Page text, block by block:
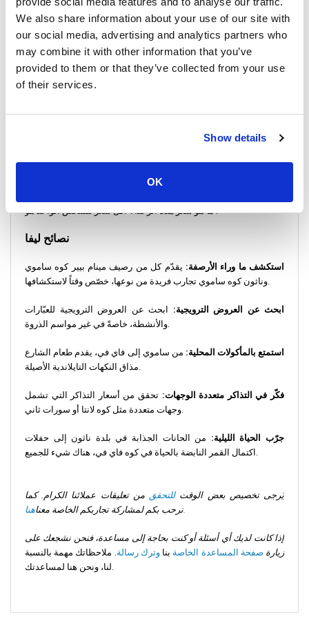
We also share information about your use of our site with
our social media, advertising and analytics partners who
may combine it with other information that you’ve
provided to them or that they’ve collected from your use
of their services.
Show details
OK
الأسئلة الشائعة الأساسية للسفر
كم عدد المشغلين الذين يقدمون خدمات على هذا الطريق؟ 2 المشغّل
كم عدد الرحلات المغادرة التي يتم تقديمها كل يوم؟ رحلة (رحلات)
ما هو سعر هذه الرحلة؟ أقل سعر للشخص الواحد هو .
نصائح ليفا
استكشف ما وراء الأرصفة: يقدّم كل من رصيف مينام بيير كوه ساموي
وناثون كوه ساموي تجارب فريدة من نوعها، خصّص وقتاً لاستكشافها.
ابحث عن العروض الترويجية: ابحث عن العروض الترويجية للعبّارات
والأنشطة، خاصةً في غير مواسم الذروة.
استمتع بالمأكولات المحلية: من ساموي إلى فاي في، يقدم طعام الشارع
مذاق النكهات التايلاندية الأصيلة.
فكّر في التذاكر متعددة الوجهات: تحقق من أسعار التذاكر التي تشمل
وجهات متعددة مثل كوه لانتا أو سورات ثاني.
جرّب الحياة الليلية: من الحانات الجذابة في بلدة ناثون إلى حفلات
اكتمال القمر النابضة بالحياة في كوه فاي في، هناك شيء للجميع.
يُرجى تخصيص بعض الوقتللتحققمن تعليقات عملائنا الكرام. كما
نرحب بكم لمشاركة تجاربكم الخاصة معناهنا.
إذا كانت لديك أي أسئلة أو كنت بحاجة إلى مساعدة، فنحن نشجعك على
زيارة صفحة المساعدة الخاصة بناوترك رسالة. ملاحظاتك مهمة بالنسبة
لنا، ونحن هنا لمساعدتك.